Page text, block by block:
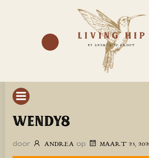
NAAR
DE
INHOUD
WENDY8
door ANDREA op MAART 23,